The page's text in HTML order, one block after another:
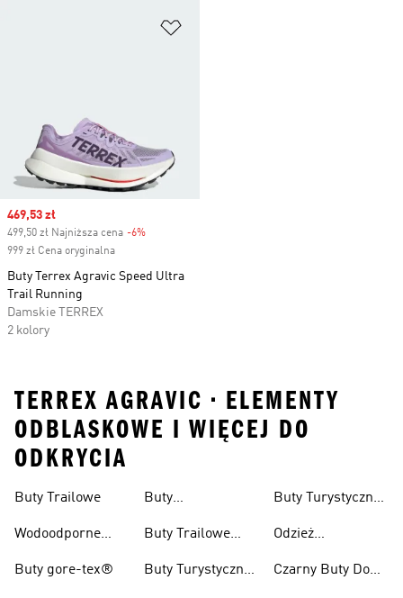
Sale price
469,53 zł
499,50 zł Najniższa cena -6%
999 zł Cena oryginalna
Buty Terrex Agravic Speed Ultra
Trail Running
Damskie TERREX
2 kolory
TERREX AGRAVIC • ELEMENTY
ODBLASKOWE I WIĘCEJ DO
ODKRYCIA
Buty Trailowe
Wodoodporne
W Terenie
Buty gore-tex®
Buty
Buty Trailowe
Buty Turystyczne
Buty Turystyczne
Odzież
Czarny Buty Do